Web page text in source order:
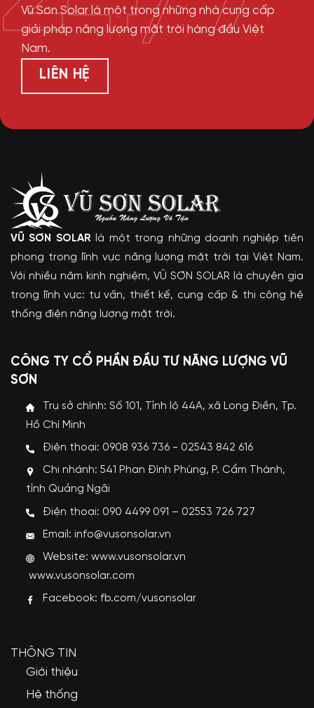
Vũ Sơn Solar là một trong những nhà cung cấp
giải pháp năng lượng mặt trời hàng đầu Việt
Nam.
LIÊN HỆ
VŨ SƠN SOLAR là một trong những doanh nghiệp tiên
phong trong lĩnh vực năng lượng mặt trời tại Việt Nam.
Với nhiều năm kinh nghiệm, VŨ SƠN SOLAR là chuyên gia
trong lĩnh vực: tư vấn, thiết kế, cung cấp & thi công hệ
thống điện năng lượng mặt trời.
CÔNG TY CỔ PHẦN ĐẦU TƯ NĂNG LƯỢNG VŨ
SƠN
Trụ sở chính: Số 101, Tỉnh lộ 44A, xã Long Điền, Tp.
Hồ Chí Minh
Điện thoại: 0908 936 736 - 02543 842 616
Chi nhánh: 541 Phan Đình Phùng, P. Cẩm Thành,
tỉnh Quảng Ngãi
Điện thoại: 090 4499 091 – 02553 726 727
Email: info@vusonsolar.vn
Website:www.vusonsolar.vn
www.vusonsolar.com
Facebook: fb.com/vusonsolar
THÔNG TIN
Giới thiệu
Hệ thống